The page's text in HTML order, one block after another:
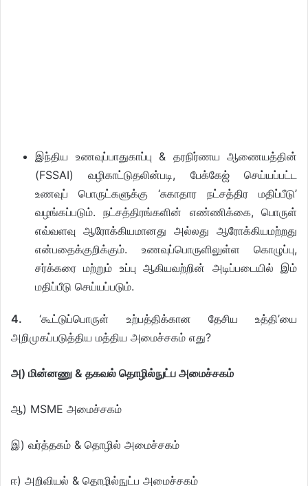
இந்திய உணவுப்பாதுகாப்பு & தரநிர்ணய ஆணையத்தின்
(FSSAI) வழிகாட்டுதலின்படி, பேக்கேஜ் செய்யப்பட்ட
உணவுப் பொருட்களுக்கு ‘சுகாதார நட்சத்திர மதிப்பீடு’
வழங்கப்படும். நட்சத்திரங்களின் எண்ணிக்கை, பொருள்
எவ்வளவு ஆரோக்கியமானது அல்லது ஆரோக்கியமற்றது
என்பதைக்குறிக்கும். உணவுப்பொருளிலுள்ள கொழுப்பு,
சர்க்கரை மற்றும் உப்பு ஆகியவற்றின் அடிப்படையில் இம்
மதிப்பீடு செய்யப்படும்.
4. ‘கூட்டுப்பொருள் உற்பத்திக்கான தேசிய உத்தி’யை
அறிமுகப்படுத்திய மத்திய அமைச்சகம் எது?
அ) மின்னணு & தகவல் தொழில்நுட்ப அமைச்சகம்
ஆ) MSME அமைச்சகம்
இ) வர்த்தகம் & தொழில் அமைச்சகம்
ஈ) அறிவியல் & தொழில்நுட்ப அமைச்சகம்